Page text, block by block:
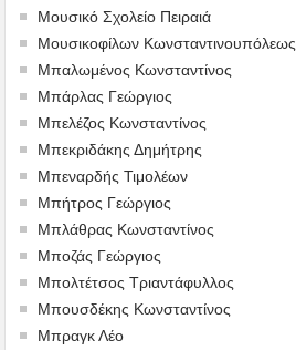
Μουσικό Σχολείο Πειραιά
Μουσικοφίλων Κωνσταντινουπόλεως
Μπαλωμένος Κωνσταντίνος
Μπάρλας Γεώργιος
Μπελέζος Κωνσταντίνος
Μπεκριδάκης Δημήτρης
Μπεναρδής Τιμολέων
Μπήτρος Γεώργιος
Μπλάθρας Κωνσταντίνος
Μποζάς Γεώργιος
Μπολτέτσος Τριαντάφυλλος
Μπουσδέκης Κωνσταντίνος
Μπραγκ Λέο